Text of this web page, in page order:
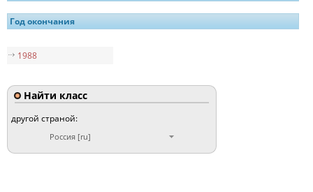
Год окончания
1988
Найти класс
другой страной:
Россия [ru]